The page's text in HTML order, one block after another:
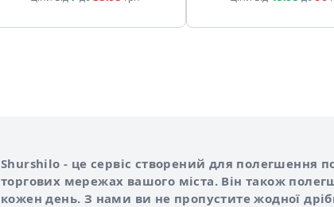
Про сервіс Shurshilo
Shurshilo - це сервіс створений для полегшення
торгових мережах вашого міста. Він також
кожен день. З нами ви не пропустите жодної